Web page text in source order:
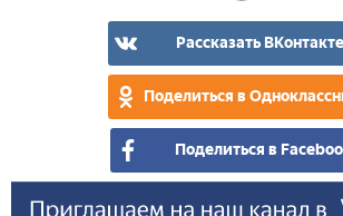
Рассказать ВКонтакте
Поделиться в
Поделиться в